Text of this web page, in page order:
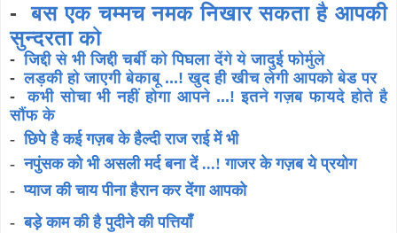
-बस एक चम्मच नमक निखार सकता है आपकी
सुन्दरता को
-जिद्दी से भी जिद्दी चर्बी को पिघला देंगे ये जादुई फोर्मुले
-लड़की हो जाएगी बेकाबू ...! खुद ही खीच लेगी आपको बेड पर
-कभी सोचा भी नहीं होगा आपने ...! इतने गज़ब फायदे होते है
सौंफ के
-छिपे है कई गज़ब के हैल्दी राज राई में भी
-नपुंसक को भी असली मर्द बना दें ...! गाजर के गज़ब ये प्रयोग
-प्याज की चाय पीना हैरान कर देंगा आपको
-बड़े काम की है पुदीने की पत्तियाँ